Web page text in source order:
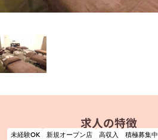
求人の特徴
未経験OK 新規オープン店 高収入 積極募集中